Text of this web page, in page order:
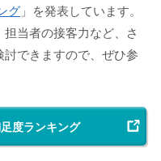
グ 」を発表しています。
当者の接客力など、さ
できますので、ぜひ参
度ランキング